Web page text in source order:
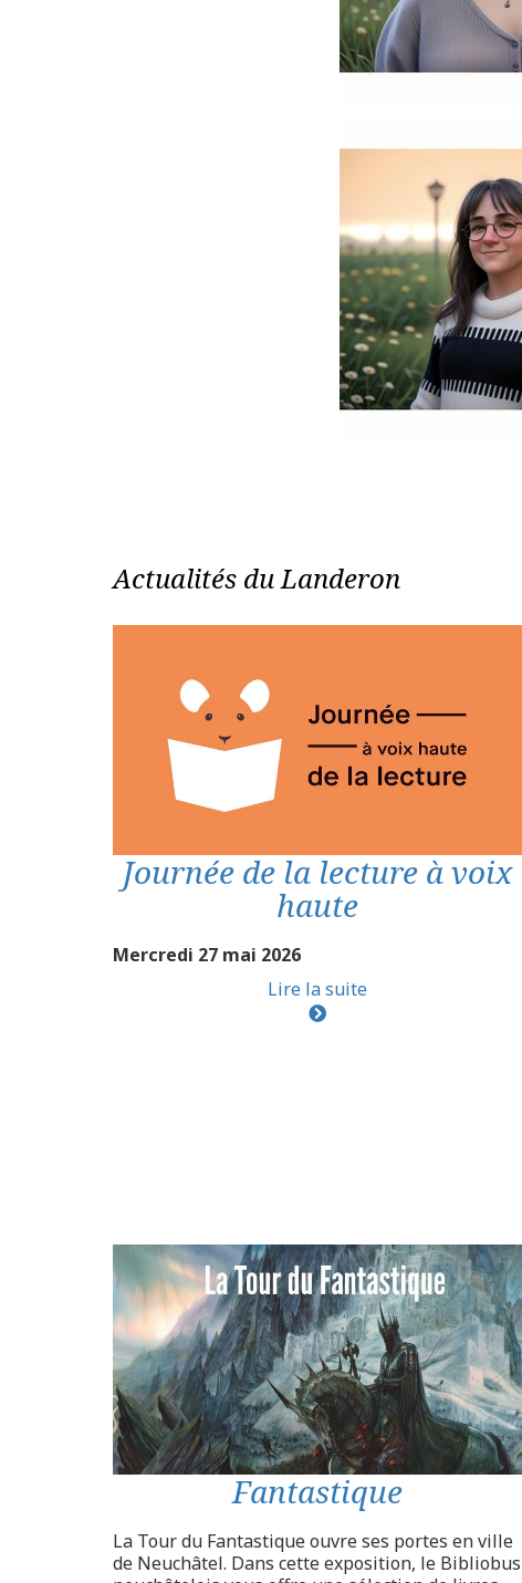
Actualités du Landeron
Journée de la lecture à voix
haute
Mercredi 27 mai 2026
Lire la suite
Fantastique
La Tour du Fantastique ouvre ses portes en ville
de Neuchâtel. Dans cette exposition, le Bibliobus